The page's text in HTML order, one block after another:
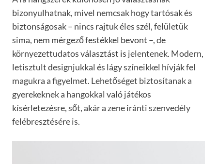
bizonyulhatnak, mivel nemcsak hogy tartósak és
biztonságosak – nincs rajtuk éles szél, felületük
sima, nem mérgező festékkel bevont –, de
környezettudatos választást is jelentenek. Modern,
letisztult designjukkal és lágy színeikkel hívják fel
magukra a figyelmet. Lehetőséget biztosítanak a
gyerekeknek a hangokkal való játékos
kísérletezésre, sőt, akár a zene iránti szenvedély
felébresztésére is.